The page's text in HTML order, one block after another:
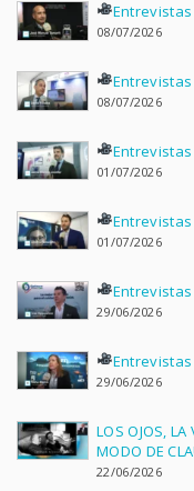
Entrevistas
08/07/2026
Entrevistas
08/07/2026
Entrevistas
01/07/2026
Entrevistas
01/07/2026
Entrevistas
29/06/2026
Entrevistas
29/06/2026
LOS OJOS, LA
MODO DE
22/06/2026